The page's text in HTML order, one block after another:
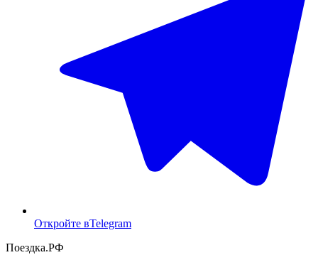
Откройте вTelegram
Поездка.РФ